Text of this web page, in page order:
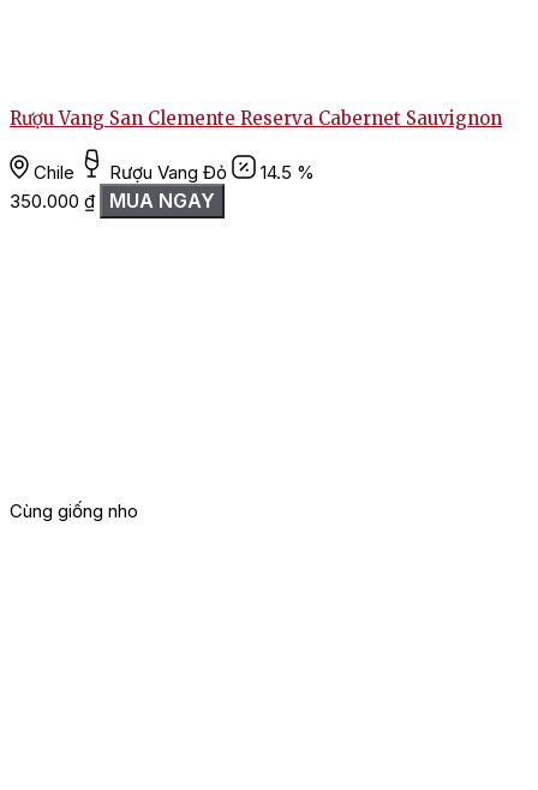
Rượu Vang San Clemente Reserva Cabernet Sauvignon
Chile Rượu Vang Đỏ
14.5 %
350.000 ₫ MUA NGAY
Cùng giống nho